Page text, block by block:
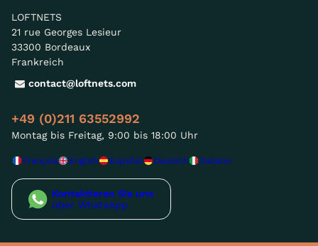
LOFTNETS
21 rue Georges Lesieur
33300 Bordeaux
Frankreich
contact@loftnets.com
+49 (0)211 63552992
Montag bis Freitag, 9:00 bis 18:00 Uhr
Français English Español Deutsch Italiano
Kontaktieren Sie uns
über WhatsApp